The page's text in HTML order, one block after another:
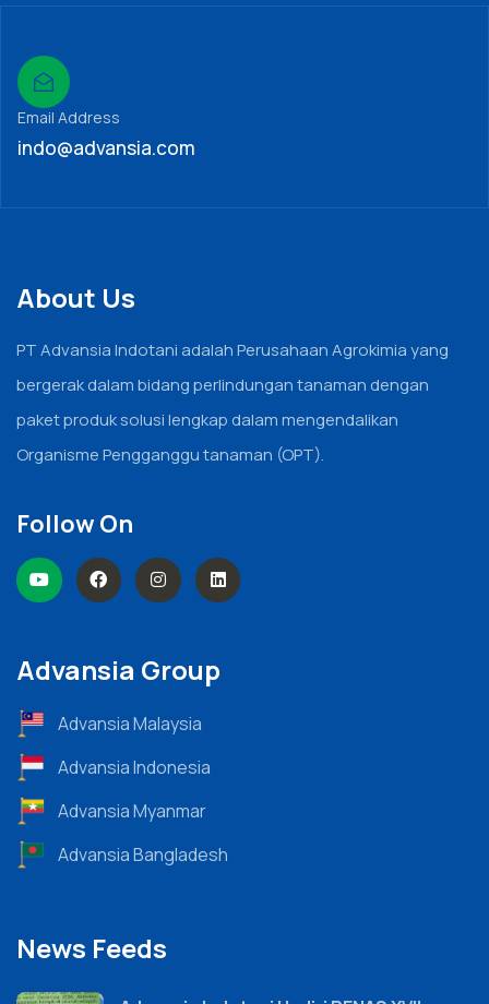
Email Address
indo@advansia.com
About Us
PT Advansia Indotani adalah Perusahaan Agrokimia yang
bergerak dalam bidang perlindungan tanaman dengan
paket produk solusi lengkap dalam mengendalikan
Organisme Pengganggu tanaman (OPT).
Follow On
Advansia Group
Advansia Malaysia
Advansia Indonesia
Advansia Myanmar
Advansia Bangladesh
News Feeds